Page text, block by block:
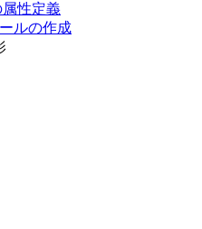
性定義
ルの作成